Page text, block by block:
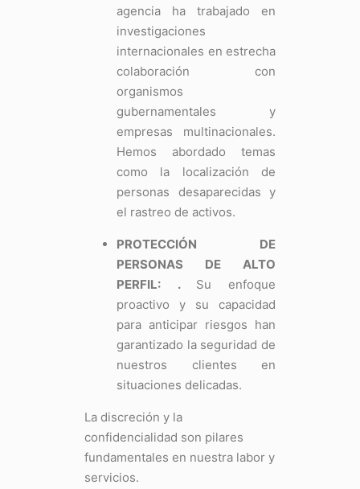
agencia ha trabajado en
investigaciones
internacionales en estrecha
colaboración con
organismos
gubernamentales y
empresas multinacionales.
Hemos abordado temas
como la localización de
personas desaparecidas y
el rastreo de activos.
PROTECCIÓN DE
PERSONAS DE ALTO
PERFIL:
. Su enfoque
proactivo y su capacidad
para anticipar riesgos han
garantizado la seguridad de
nuestros clientes en
situaciones delicadas.
La discreción y la
confidencialidad son pilares
fundamentales en nuestra labor y
servicios.